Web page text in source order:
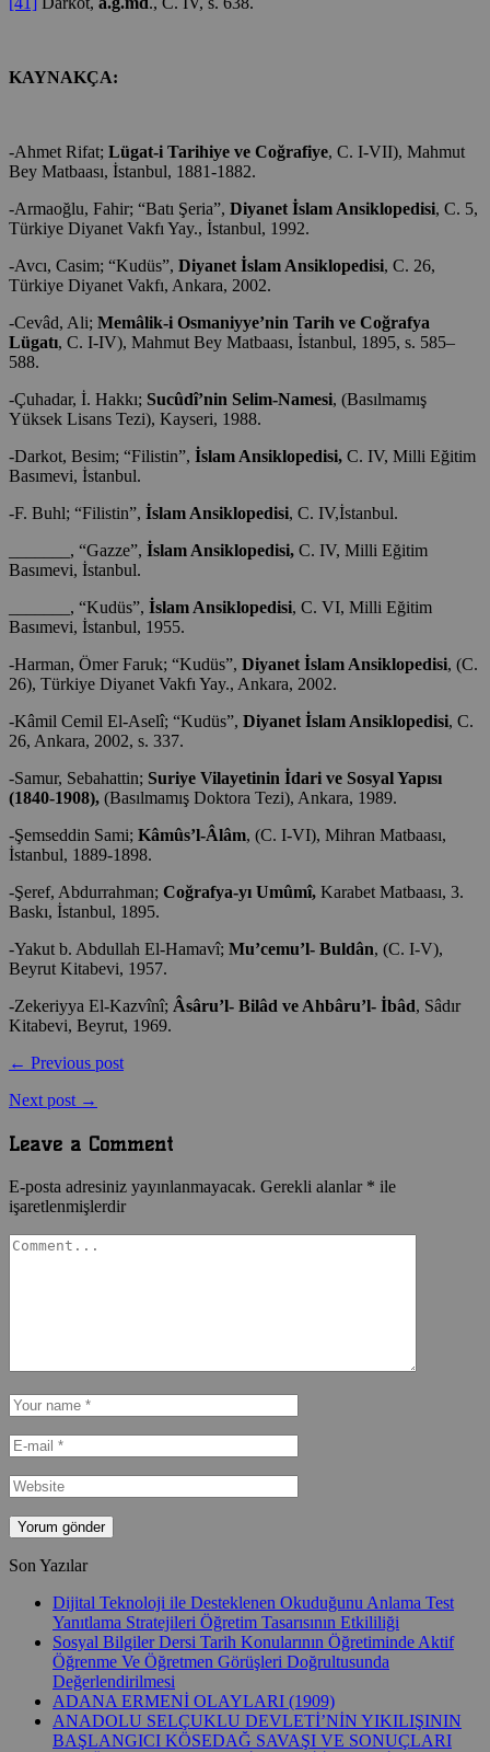
KAYNAKÇA:
-Ahmet Rifat; Lügat-i Tarihiye ve Coğrafiye, C. I-VII), Mahmut
Bey Matbaası, İstanbul, 1881-1882.
-Armaoğlu, Fahir; “Batı Şeria”, Diyanet İslam Ansiklopedisi, C. 5,
Türkiye Diyanet Vakfı Yay., İstanbul, 1992.
-Avcı, Casim; “Kudüs”, Diyanet İslam Ansiklopedisi, C. 26,
Türkiye Diyanet Vakfı, Ankara, 2002.
-Cevâd, Ali; Memâlik-i Osmaniyye’nin Tarih ve Coğrafya
Lügatı, C. I-IV), Mahmut Bey Matbaası, İstanbul, 1895, s. 585–
588.
-Çuhadar, İ. Hakkı; Sucûdî’nin Selim-Namesi, (Basılmamış
Yüksek Lisans Tezi), Kayseri, 1988.
-Darkot, Besim; “Filistin”, İslam Ansiklopedisi, C. IV, Milli Eğitim
Basımevi, İstanbul.
-F. Buhl; “Filistin”, İslam Ansiklopedisi, C. IV,İstanbul.
_______, “Gazze”, İslam Ansiklopedisi, C. IV, Milli Eğitim
Basımevi, İstanbul.
_______, “Kudüs”, İslam Ansiklopedisi, C. VI, Milli Eğitim
Basımevi, İstanbul, 1955.
-Harman, Ömer Faruk; “Kudüs”, Diyanet İslam Ansiklopedisi, (C.
26), Türkiye Diyanet Vakfı Yay., Ankara, 2002.
-Kâmil Cemil El-Aselî; “Kudüs”, Diyanet İslam Ansiklopedisi, C.
26, Ankara, 2002, s. 337.
-Samur, Sebahattin; Suriye Vilayetinin İdari ve Sosyal Yapısı
(1840-1908), (Basılmamış Doktora Tezi), Ankara, 1989.
-Şemseddin Sami; Kâmûs’l-Âlâm, (C. I-VI), Mihran Matbaası,
İstanbul, 1889-1898.
-Şeref, Abdurrahman; Coğrafya-yı Umûmî, Karabet Matbaası, 3.
Baskı, İstanbul, 1895.
-Yakut b. Abdullah El-Hamavî; Mu’cemu’l- Buldân, (C. I-V),
Beyrut Kitabevi, 1957.
-Zekeriyya El-Kazvînî; Âsâru’l- Bilâd ve Ahbâru’l- İbâd, Sâdır
Kitabevi, Beyrut, 1969.
← Previous post
Next post →
Leave a Comment
E-posta adresiniz yayınlanmayacak. Gerekli alanlar * ile
işaretlenmişlerdir
Son Yazılar
Dijital Teknoloji ile Desteklenen Okuduğunu Anlama Test
Yanıtlama Stratejileri Öğretim Tasarısının Etkililiği
Sosyal Bilgiler Dersi Tarih Konularının Öğretiminde Aktif
Öğrenme Ve Öğretmen Görüşleri Doğrultusunda
Değerlendirilmesi
ADANA ERMENİ OLAYLARI (1909)
ANADOLU SELÇUKLU DEVLETİ’NİN YIKILIŞININ
BAŞLANGICI KÖSEDAĞ SAVAŞI VE SONUÇLARI